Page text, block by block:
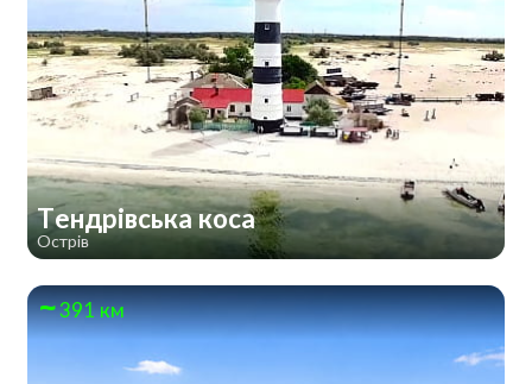
Тендрівська коса
Острів
391 км